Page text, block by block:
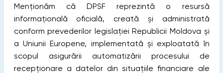
Menționăm că DPSF reprezintă o resursă
informațională oficială, creată și administrată
conform prevederilor legislației Republicii Moldova și
a Uniunii Europene, implementată și exploatată în
scopul asigurării automatizării procesului de
recepționare a datelor din situațiile financiare ale